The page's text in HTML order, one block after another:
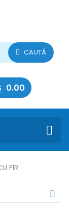
CAUTĂ
0.00
FIR